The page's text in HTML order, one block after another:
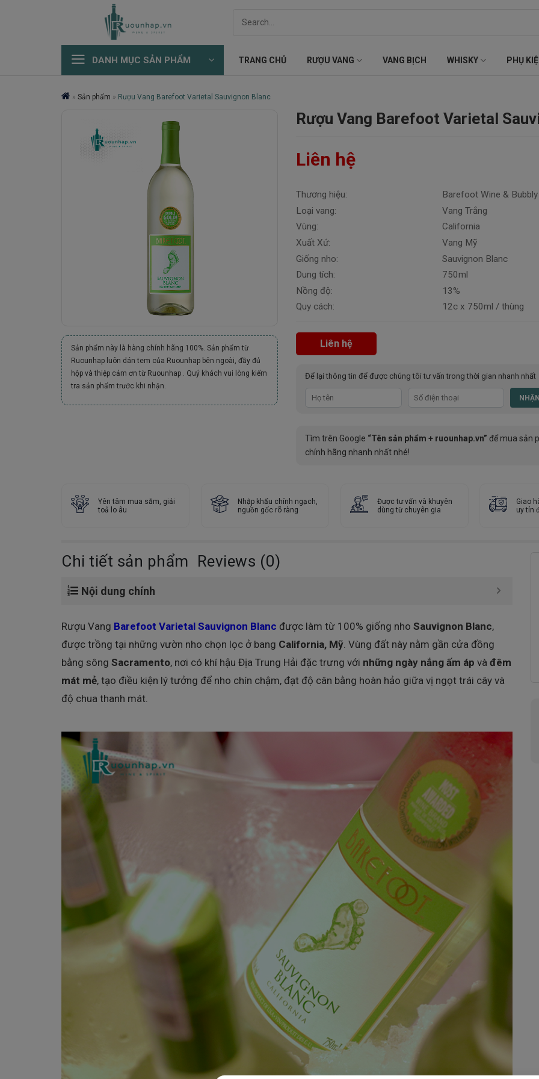
DANH MỤC SẢN PHẨM TRANG CHỦ RƯỢU VANG VANG BỊCH WHISKY PHỤ
» Sản phẩm » Rượu Vang Barefoot Varietal Sauvignon Blanc
Sản phẩm này là hàng chính hãng 100%. Sản phẩm từ
Ruounhap luôn dán tem của Ruounhap bên ngoài, đầy đủ
hộp và thiệp cảm ơn từ Ruounhap . Quý khách vui lòng kiểm
tra sản phẩm trước khi nhận.
Rượu Vang Barefoot Varietal
Liên hệ
Thương hiệu:
Loại vang:
Vùng:
Xuất Xứ:
Giống nho:
Dung tích:
Nồng độ:
Quy cách:
Barefoot Wine & Bubbly
Vang Trắng
California
Vang Mỹ
Sauvignon Blanc
750ml
13%
12c x 750ml / thùng
Liên hệ
Để lại thông tin để được chúng tôi tư vấn trong thời gian nhanh nhất
Tìm trên Google “Tên sản phẩm + ruounhap.vn” để mua sản
chính hãng nhanh nhất nhé!
Yên tâm mua sắm, giải
toả lo âu
Nhập khẩu chính ngạch,
nguồn gốc rõ ràng
Được tư vấn và khuyên
dùng từ chuyên gia
Giao
uy tín
Chi tiết sản phẩm Reviews (0)
Nội dung chính
Rượu Vang Barefoot Varietal Sauvignon Blanc được làm từ 100% giống nho Sauvignon Blanc,
được trồng tại những vườn nho chọn lọc ở bang California, Mỹ. Vùng đất này nằm gần cửa đồng
bằng sông Sacramento, nơi có khí hậu Địa Trung Hải đặc trưng với những ngày nắng ấm áp và đêm
mát mẻ, tạo điều kiện lý tưởng để nho chín chậm, đạt độ cân bằng hoàn hảo giữa vị ngọt trái cây và
độ chua thanh mát.